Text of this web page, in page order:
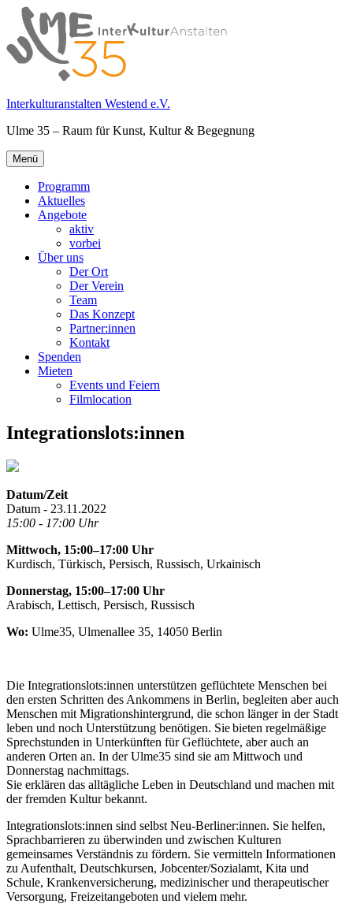
Springe
zum
Inhalt
Interkulturanstalten Westend e.V.
Ulme 35 – Raum für Kunst, Kultur & Begegnung
Primäres
Menü
Menü
Programm
Aktuelles
Angebote
aktiv
vorbei
Über uns
Der Ort
Der Verein
Team
Das Konzept
Partner:innen
Kontakt
Spenden
Mieten
Events und Feiern
Filmlocation
Integrationslots:innen
Datum/Zeit
Datum - 23.11.2022
15:00 - 17:00 Uhr
Mittwoch, 15:00–17:00 Uhr
Kurdisch, Türkisch, Persisch, Russisch, Urkainisch
Donnerstag, 15:00–17:00 Uhr
Arabisch, Lettisch, Persisch, Russisch
Wo: Ulme35, Ulmenallee 35, 14050 Berlin
Die Integrationslots:innen unterstützen geflüchtete Menschen bei
den ersten Schritten des Ankommens in Berlin, begleiten aber auch
Menschen mit Migrationshintergrund, die schon länger in der Stadt
leben und noch Unterstützung benötigen. Sie bieten regelmäßige
Sprechstunden in Unterkünften für Geflüchtete, aber auch an
anderen Orten an. In der Ulme35 sind sie am Mittwoch und
Donnerstag nachmittags.
Sie erklären das alltägliche Leben in Deutschland und machen mit
der fremden Kultur bekannt.
Integrationslots:innen sind selbst Neu-Berliner:innen. Sie helfen,
Sprachbarrieren zu überwinden und zwischen Kulturen
gemeinsames Verständnis zu fördern. Sie vermitteln Informationen
zu Aufenthalt, Deutschkursen, Jobcenter/Sozialamt, Kita und
Schule, Krankenversicherung, medizinischer und therapeutischer
Versorgung, Freizeitangeboten und vielem mehr.